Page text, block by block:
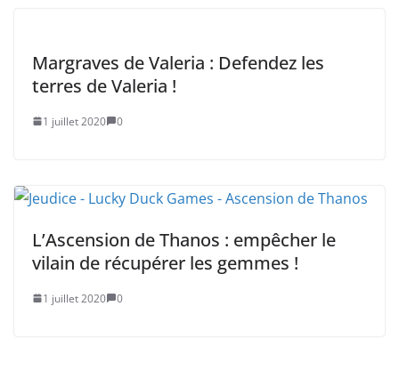
Margraves de Valeria : Defendez les
terres de Valeria !
1 juillet 2020 0
L’Ascension de Thanos : empêcher le
vilain de récupérer les gemmes !
1 juillet 2020 0